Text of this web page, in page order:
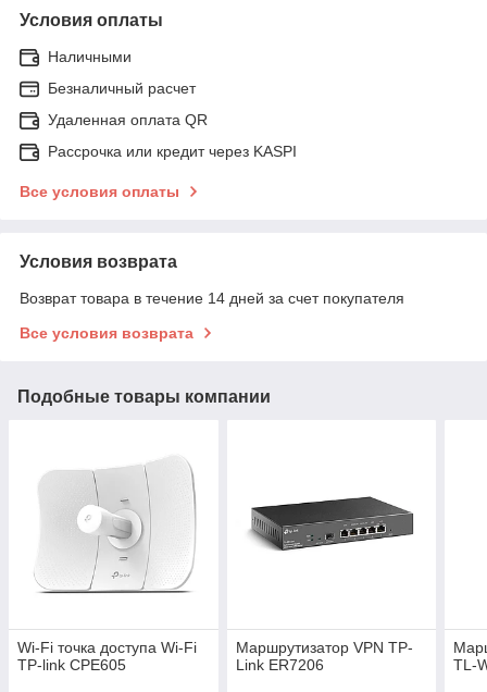
Условия оплаты
Наличными
Безналичный расчет
Удаленная оплата QR
Рассрочка или кредит через KASPI
Все условия оплаты
Условия возврата
Возврат товара в течение 14 дней за счет покупателя
Все условия возврата
Подобные товары компании
Wi-Fi точка доступа Wi-Fi
TP-link CPE605
Маршрутизатор VPN TP-
Link ER7206
TL-